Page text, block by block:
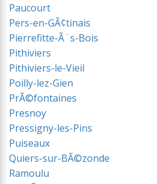
Paucourt
Pers-en-GÃ¢tinais
Pierrefitte-Ã¨s-Bois
Pithiviers
Pithiviers-le-Vieil
Poilly-lez-Gien
PrÃ©fontaines
Presnoy
Pressigny-les-Pins
Puiseaux
Quiers-sur-BÃ©zonde
Ramoulu